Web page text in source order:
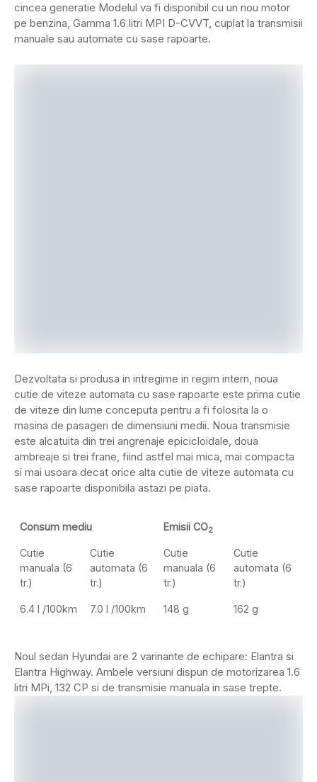
cincea generatie Modelul va fi disponibil cu un nou motor
pe benzina, Gamma 1.6 litri MPI D-CVVT, cuplat la transmisii
manuale sau automate cu sase rapoarte.
Dezvoltata si produsa in intregime in regim intern, noua
cutie de viteze automata cu sase rapoarte este prima cutie
de viteze din lume conceputa pentru a fi folosita la o
masina de pasageri de dimensiuni medii. Noua transmisie
este alcatuita din trei angrenaje epicicloidale, doua
ambreaje si trei frane, fiind astfel mai mica, mai compacta
si mai usoara decat orice alta cutie de viteze automata cu
sase rapoarte disponibila astazi pe piata.
Consum mediu Emisii CO2
Cutie
manuala (6
tr.)
Cutie
automata (6
tr.)
Cutie
manuala (6
tr.)
Cutie
automata (6
tr.)
6.4 l /100km 7.0 l /100km 148 g 162 g
Noul sedan Hyundai are 2 varinante de echipare: Elantra si
Elantra Highway. Ambele versiuni dispun de motorizarea 1.6
litri MPi, 132 CP si de transmisie manuala in sase trepte.